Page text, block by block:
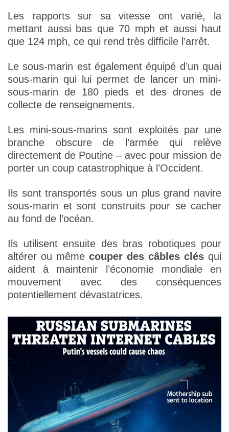
Les rapports sur sa vitesse ont varié, la
mettant aussi bas que 70 mph et aussi haut
que 124 mph, ce qui rend très difficile l’arrêt.
Le sous-marin est également équipé d’un quai
sous-marin qui lui permet de lancer un mini-
sous-marin de 180 pieds et des drones de
collecte de renseignements.
Les mini-sous-marins sont exploités par une
branche obscure de l’armée qui relève
directement de Poutine – avec pour mission de
porter un coup catastrophique à l’Occident.
Ils sont transportés sous un plus grand navire
sous-marin et sont construits pour se cacher
au fond de l’océan.
Ils utilisent ensuite des bras robotiques pour
altérer ou même couper des câbles clés qui
aident à maintenir l’économie mondiale en
mouvement avec des conséquences
potentiellement dévastatrices.